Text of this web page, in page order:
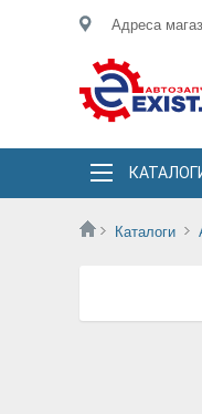
Адреса
Каталоги